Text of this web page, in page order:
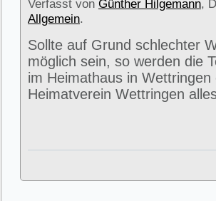
Verfasst von Günther Hilgemann,
Allgemein.
Sollte auf Grund schlechter
möglich sein, so werden die
im Heimathaus in
Heimatverein Wettringen